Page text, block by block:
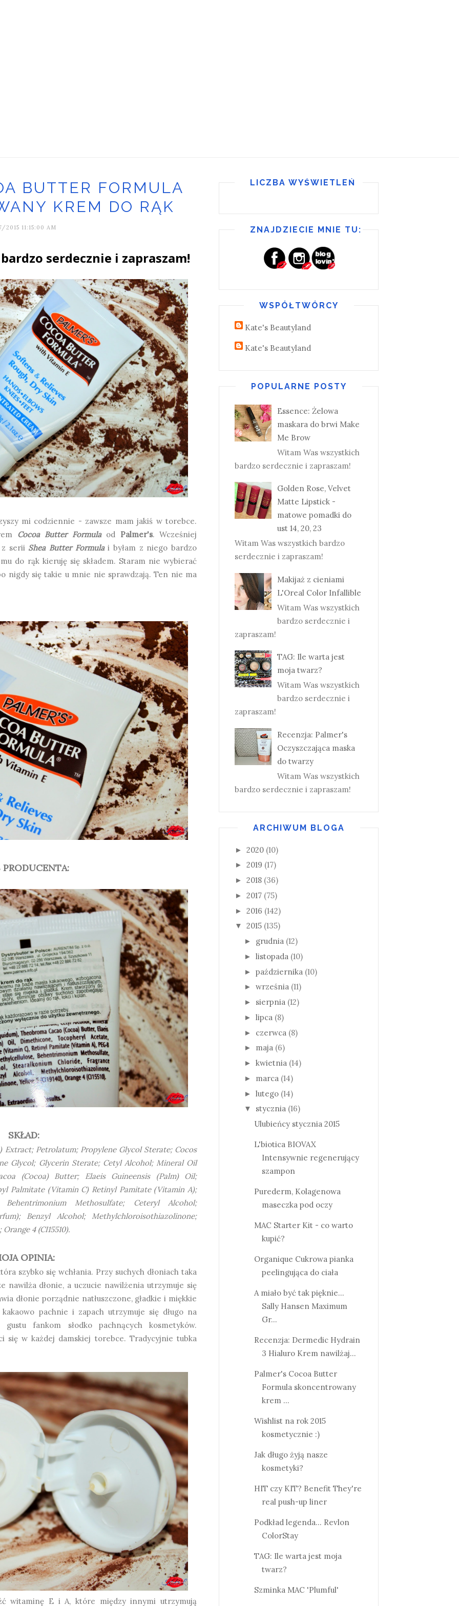
BUTTER FORMULA
KREM DO RĄK
2015 11:15:00 AM
serdecznie i zapraszam!
mi codziennie - zawsze mam jakiś w torebce.
Cocoa Butter Formula od Palmer's. Wcześniej
z serii Shea Butter Formulai byłam z niego bardzo
do rąk kieruję się składem. Staram nie wybierać
nigdy się takie u mnie nie sprawdzają. Ten nie ma
PRODUCENTA:
SKŁAD:
Extract; Petrolatum; Propylene Glycol Sterate; Cocos
Glycol; Glycerin Sterate; Cetyl Alcohol; Mineral Oil
(Cocoa) Butter; Elaeis Guineensis (Palm) Oil;
Palmitate (Vitamin C) Retinyl Pamitate (Vitamin A);
Methosulfate; Ceteryl Alcohol;
Benzyl Alcohol; Methylchloroisothiazolinone;
4 (CI15510).
OPINIA:
szybko się wchłania. Przy suchych dłoniach taka
nawilża dłonie, a uczucie nawilżenia utrzymuje się
dłonie porządnie natłuszczone, gładkie i miękkie
pachnie i zapach utrzymuje się długo na
fankom słodko pachnących kosmetyków.
się w każdej damskiej torebce. Tradycyjnie tubka
witaminę E i A, które między innymi utrzymują
LICZBA WYŚWIETLEŃ
ZNAJDZIECIE MNIE TU:
WSPÓŁTWÓRCY
Kate's Beautyland
Kate's Beautyland
POPULARNE POSTY
Essence: Żelowa
maskara do brwi Make
Me Brow
Witam Was wszystkich
bardzo serdecznie i zapraszam!
Golden Rose, Velvet
Matte Lipstick -
matowe pomadki do
ust 14, 20, 23
Witam Was wszystkich bardzo
serdecznie i zapraszam!
Makijaż z cieniami
L'Oreal Color Infallible
Witam Was wszystkich
bardzo serdecznie i
zapraszam!
TAG: Ile warta jest
moja twarz?
Witam Was wszystkich
bardzo serdecznie i
zapraszam!
Recenzja: Palmer's
Oczyszczająca maska
do twarzy
Witam Was wszystkich
bardzo serdecznie i zapraszam!
ARCHIWUM BLOGA
► 2020 (10)
► 2019 (17)
► 2018 (36)
► 2017 (75)
► 2016 (142)
▼ 2015 (135)
► grudnia (12)
► listopada (10)
► października (10)
► września (11)
► sierpnia (12)
► lipca (8)
► czerwca (8)
► maja (6)
► kwietnia (14)
► marca (14)
► lutego (14)
▼ stycznia (16)
Ulubieńcy stycznia 2015
L'biotica BIOVAX
Intensywnie regenerujący
szampon
Purederm, Kolagenowa
maseczka pod oczy
MAC Starter Kit - co warto
kupić?
Organique Cukrowa pianka
peelingująca do ciała
A miało być tak pięknie...
Sally Hansen Maximum
Gr...
Recenzja: Dermedic Hydrain
3 Hialuro Krem nawilżaj...
Palmer's Cocoa Butter
Formula skoncentrowany
krem ...
Wishlist na rok 2015
kosmetycznie :)
Jak długo żyją nasze
kosmetyki?
HIT czy KIT? Benefit They're
real push-up liner
Podkład legenda... Revlon
ColorStay
TAG: Ile warta jest moja
twarz?
Szminka MAC 'Plumful'